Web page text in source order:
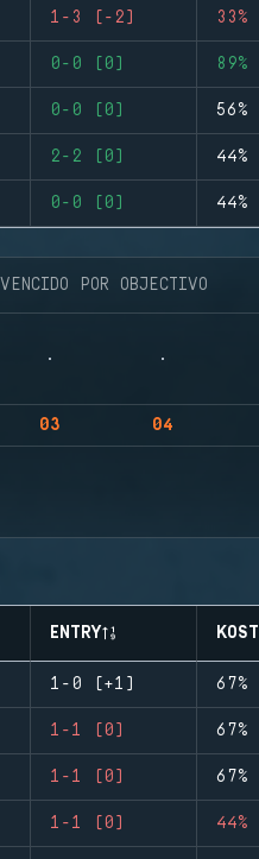
1-3 (-2) 33%
0-0 (0) 89%
0-0 (0) 56%
2-2 (0) 44%
0-0 (0) 44%
VENCIDO POR OBJECTIVO
03 04
ENTRY KOST
1-0 (+1) 67%
1-1 (0) 67%
1-1 (0) 67%
1-1 (0) 44%